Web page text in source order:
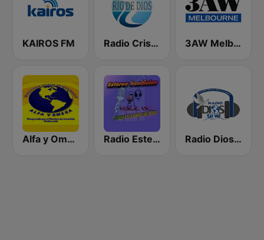
KAIROS FM Radio Cristiana Rio de Dios 3AW Melbourne
Alfa y Omega en Vivo Radio Estereo Bendicion HN Radio Dios Te Ve